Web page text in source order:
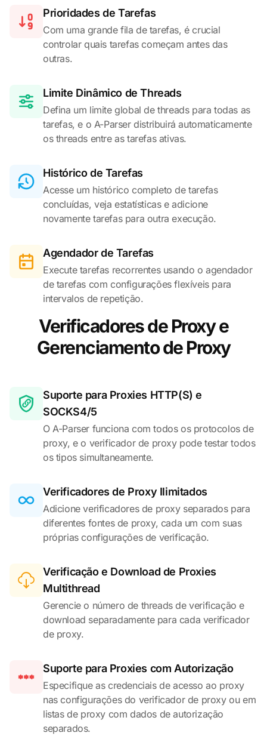
Prioridades de Tarefas
Com uma grande fila de tarefas, é crucial
controlar quais tarefas começam antes das
outras.
Limite Dinâmico de Threads
Defina um limite global de threads para todas as
tarefas, e o A-Parser distribuirá automaticamente
os threads entre as tarefas ativas.
Histórico de Tarefas
Acesse um histórico completo de tarefas
concluídas, veja estatísticas e adicione
novamente tarefas para outra execução.
Agendador de Tarefas
Execute tarefas recorrentes usando o agendador
de tarefas com configurações flexíveis para
intervalos de repetição.
Verificadores de Proxy e
Gerenciamento de Proxy
Suporte para Proxies HTTP(S) e
SOCKS4/5
O A-Parser funciona com todos os protocolos de
proxy, e o verificador de proxy pode testar todos
os tipos simultaneamente.
Verificadores de Proxy Ilimitados
Adicione verificadores de proxy separados para
diferentes fontes de proxy, cada um com suas
próprias configurações de verificação.
Verificação e Download de Proxies
Multithread
Gerencie o número de threads de verificação e
download separadamente para cada verificador
de proxy.
Suporte para Proxies com Autorização
Especifique as credenciais de acesso ao proxy
nas configurações do verificador de proxy ou em
listas de proxy com dados de autorização
separados.